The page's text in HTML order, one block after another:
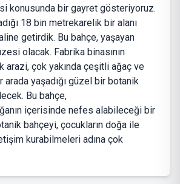
konusunda bir gayret gösteriyoruz.
18 bin metrekarelik bir alanı
getirdik. Bu bahçe, yaşayan
olacak. Fabrika binasının
arazi, çok yakında çeşitli ağaç ve
yaşadığı güzel bir botanik
Bu bahçe,
içerisinde nefes alabileceği bir
bahçeyi, çocukların doğa ile
kurabilmeleri adına çok